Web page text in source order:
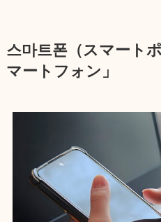
스마트폰（スマート
マートフォン」